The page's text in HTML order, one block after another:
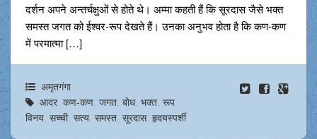
दर्शन अपने अन्तर्चक्षुओं से होते थे। अम्मा कहती हैं कि सूरदास जैसे भक्त
समस्त जगत को ईश्वर-रूप देखते हैं। उनका अनुभव होता है कि कण-कण
में परमात्मा […]
अमृतगंगा
आदर, कण-कण, जगत, बोध, भक्त, रूप,
विनय, सच्ची, सत्य, समस्त, सूरदास, हृदयस्पर्शी